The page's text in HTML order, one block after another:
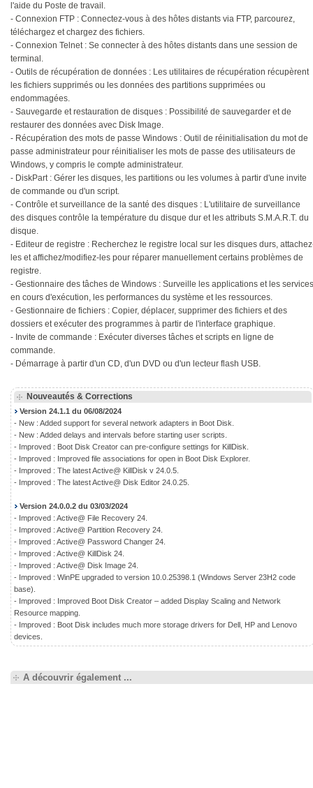
l'aide du Poste de travail.
- Connexion FTP : Connectez-vous à des hôtes distants via FTP, parcourez,
téléchargez et chargez des fichiers.
- Connexion Telnet : Se connecter à des hôtes distants dans une session de
terminal.
- Outils de récupération de données : Les utilitaires de récupération récupèrent
les fichiers supprimés ou les données des partitions supprimées ou
endommagées.
- Sauvegarde et restauration de disques : Possibilité de sauvegarder et de
restaurer des données avec Disk Image.
- Récupération des mots de passe Windows : Outil de réinitialisation du mot de
passe administrateur pour réinitialiser les mots de passe des utilisateurs de
Windows, y compris le compte administrateur.
- DiskPart : Gérer les disques, les partitions ou les volumes à partir d'une invite
de commande ou d'un script.
- Contrôle et surveillance de la santé des disques : L'utilitaire de surveillance
des disques contrôle la température du disque dur et les attributs S.M.A.R.T. du
disque.
- Editeur de registre : Recherchez le registre local sur les disques durs,
les et affichez/modifiez-les pour réparer manuellement certains problèmes de
registre.
- Gestionnaire des tâches de Windows : Surveille les applications et les services
en cours d'exécution, les performances du système et les ressources.
- Gestionnaire de fichiers : Copier, déplacer, supprimer des fichiers et des
dossiers et exécuter des programmes à partir de l'interface graphique.
- Invite de commande : Exécuter diverses tâches et scripts en ligne de
commande.
- Démarrage à partir d'un CD, d'un DVD ou d'un lecteur flash USB.
Nouveautés & Corrections
Version 24.1.1 du 06/08/2024
- New : Added support for several network adapters in Boot Disk.
- New : Added delays and intervals before starting user scripts.
- Improved : Boot Disk Creator can pre-configure settings for KillDisk.
- Improved : Improved file associations for open in Boot Disk Explorer.
- Improved : The latest Active@ KillDisk v 24.0.5.
- Improved : The latest Active@ Disk Editor 24.0.25.
Version 24.0.0.2 du 03/03/2024
- Improved : Active@ File Recovery 24.
- Improved : Active@ Partition Recovery 24.
- Improved : Active@ Password Changer 24.
- Improved : Active@ KillDisk 24.
- Improved : Active@ Disk Image 24.
- Improved : WinPE upgraded to version 10.0.25398.1 (Windows Server 23H2 code
base).
- Improved : Improved Boot Disk Creator – added Display Scaling and Network
Resource mapping.
- Improved : Boot Disk includes much more storage drivers for Dell, HP and Lenovo
devices.
A découvrir également ...